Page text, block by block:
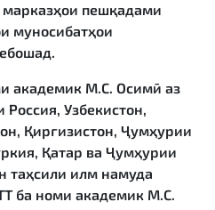
марказҳои пешқадами
муносибатҳои
академик М.С. Осимӣ аз
Узбекистон,
Қирғизистон, Ҷумҳурии
Қатар ва Ҷумҳурии
таҳсили илм намуда
ба номи академик М.С.